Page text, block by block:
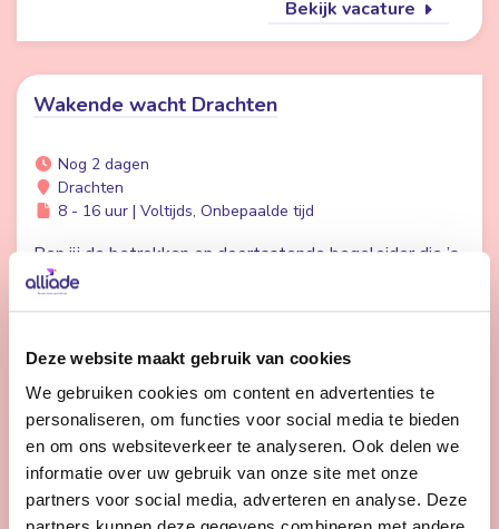
Deze website maakt gebruik van cookies
We gebruiken cookies om content en advertenties te
personaliseren, om functies voor social media te bieden
en om ons websiteverkeer te analyseren. Ook delen we
informatie over uw gebruik van onze site met onze
partners voor social media, adverteren en analyse. Deze
Bekijk vacature
Wakende wacht Drachten
Nog 2 dagen
Drachten
8 - 16 uur | Voltijds, Onbepaalde tijd
Ben jij de betrokken en doortastende begeleider die ’s
nachts klaarstaat voor onze cliënten? Dan is dit de
baan voor jou.
Bekijk vacature
1 2 Volgende